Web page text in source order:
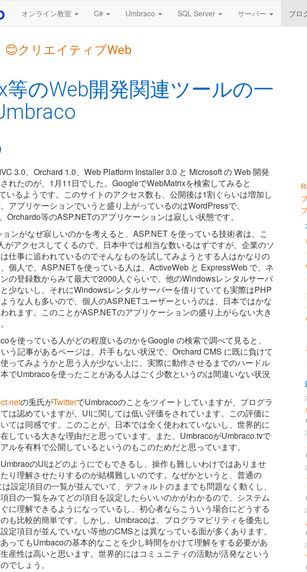
オンライン教室 C# Umbraco SQL Server サーバー ブロ
😊クリエイティブWeb
等のWeb開発関連ツールの一
3.0、Orchard 1.0、Web Platform Installer 3.0 と Microsoft の Web 開発
れたのが、1月11日でした。GoogleでWebMatrixを検索してみると
いるようです。このサイトのアクセス数も、公開後は1割ぐらいは増加し
アプリケーションでいうと盛り上がっているのはWordPressで、
Orchardo等のASP.NETのアプリケーションは寂しい状態です。
ンがなぜ寂しいのかを考えると、ASP.NET を使っている技術者は、こ
がアクセスしてくるので、日本中では相当な数いるはずですが、企業のソ
仕事に追われているのでそんなものを試してみようとする人はかなりの
個人で、ASP.NETを使っている人は、ActiveWeb と ExpressWeb で、ネ
の登録数からみて最大で2000人ぐらいで、他のWindowsレンタルサーバ
少ないし、それにWindowsレンタルサーバーを借りていても実際はPHP
うな人も多いので、個人のASP.NETユーザーというのは、日本ではかな
れます。このことがASP.NETのアプリケーションの盛り上がらない大き
を使っている人がどの程度いるのかをGoogle の検索で調べて見ると、
う記事があるページは、片手もない状況で、Orchard CMS に既に負けて
ってみようかと思う人が少ない上に、実際に動作させるまでのハードル
でUmbracoを使ったことがある人はごく少数というのは間違いない状況
の兎氏がTwitterでUmbracoのことをツイートしていますが、プログラ
は認めていますが、UIに関しては低い評価をされています。この評価に
ては同感です。このことが、日本では全く使われていないし、世界的に
している大きな理由だと思っています。また、UmbracoがUmbraco.tvで
ルを有料で公開しているというのもこのためだと思っています。
のUIはどのようにでもできるし、操作も難しいわけではありませ
り理解させたりするのが結構難しいのです。なぜかというと、普通の
設定項目の一覧が並んでいて、デフォルトのままでも問題なく動くし、
目の一覧をみてどの項目を設定したらいいのかがわかるので、システム
に理解できるようになっているし、初心者ならこういう場合にどうする
も比較的簡単です。しかし、Umbracoは、プログラマビリティを優先し
定項目が並んでいない等他のCMSとは異なっている面が多くあります。
ってもUmbacoの基本的なことを少し時間をかけて理解をする必要があ
産性は高いと思います。世界的にはコミュニティの活動が活発なという
でしょう。